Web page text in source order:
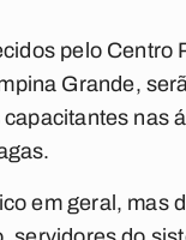
pelo Centro
Grande,
nas
em geral, mas